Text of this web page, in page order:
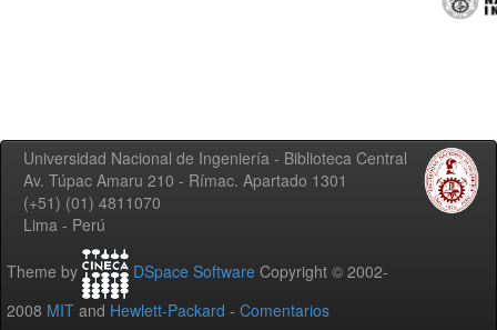
Universidad Nacional de Ingeniería - Biblioteca Central
Av. Túpac Amaru 210 - Rímac. Apartado 1301
(+51) (01) 4811070
Lima - Perú
Theme by DSpace Software Copyright © 2002-
2008 MIT and Hewlett-Packard - Comentarios